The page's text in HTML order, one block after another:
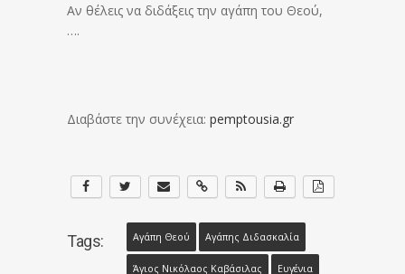
Αν θέλεις να διδάξεις την αγάπη του Θεού,
….
Διαβάστε την συνέχεια: pemptousia.gr
Tags: Αγάπη Θεού Αγάπης Διδασκαλία
Άγιος Νικόλαος Καβάσιλας Ευγένια